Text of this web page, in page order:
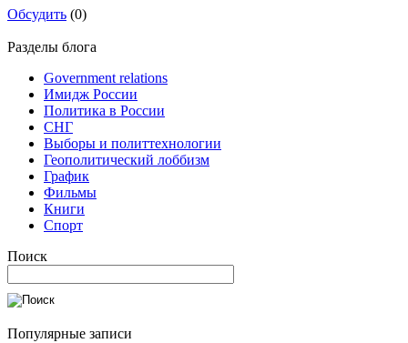
Обсудить (0)
Разделы блога
Government relations
Имидж России
Политика в России
СНГ
Выборы и политтехнологии
Геополитический лоббизм
График
Фильмы
Книги
Спорт
Поиск
Популярные записи